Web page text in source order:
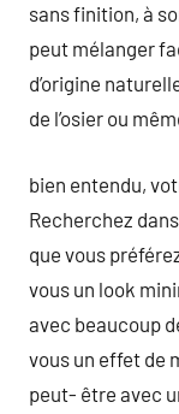
sans finition, à
peut mélanger
d’origine
de l’osier ou
bien entendu,
Recherchez
que vous
vous un look
avec beaucoup
vous un effet de
peut- être avec